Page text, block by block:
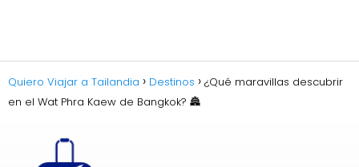
Quiero Viajar a Tailandia Destinos
¿Qué maravillas descubrir
en el Wat Phra Kaew de Bangkok? 🏯